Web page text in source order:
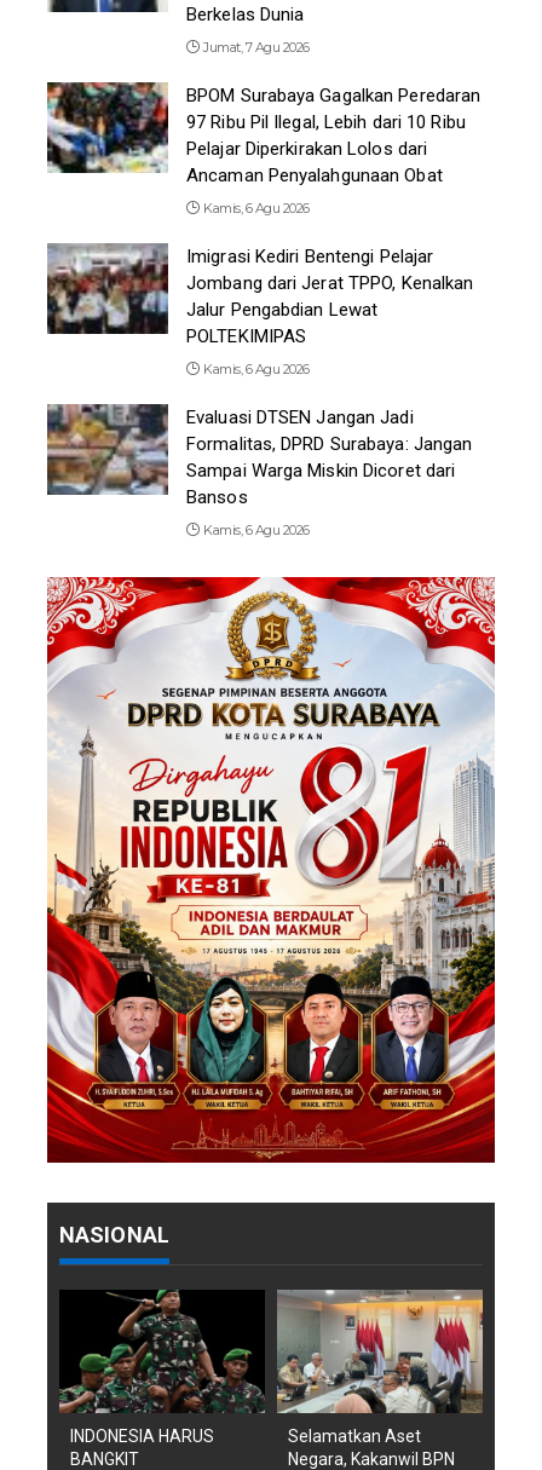
Berkelas Dunia
Jumat, 7 Agu 2026
BPOM Surabaya Gagalkan Peredaran
97 Ribu Pil Ilegal, Lebih dari 10 Ribu
Pelajar Diperkirakan Lolos dari
Ancaman Penyalahgunaan Obat
Kamis, 6 Agu 2026
Imigrasi Kediri Bentengi Pelajar
Jombang dari Jerat TPPO, Kenalkan
Jalur Pengabdian Lewat
POLTEKIMIPAS
Kamis, 6 Agu 2026
Evaluasi DTSEN Jangan Jadi
Formalitas, DPRD Surabaya: Jangan
Sampai Warga Miskin Dicoret dari
Bansos
Kamis, 6 Agu 2026
NASIONAL
INDONESIA HARUS
BANGKIT
Selamatkan Aset
Negara, Kakanwil BPN